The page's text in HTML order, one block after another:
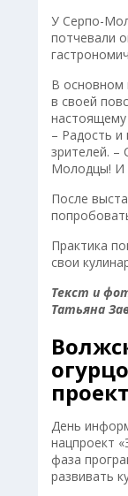
У Серпо-
потчевали
В основном
в своей
настоящему
– Радость и
зрителей. –
Молодцы! И
После
Практика
свои
Текст и
Татьяна
День
нацпроект
фаза
развивать